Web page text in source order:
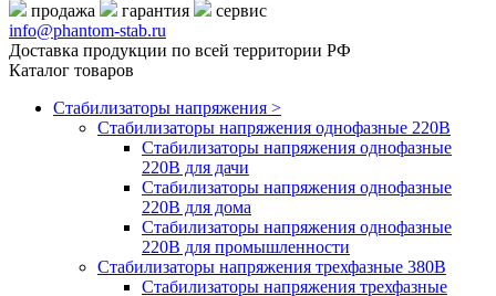
продажа
гарантия
сервис
info@phantom-stab.ru
Доставка продукции по всей территории РФ
Каталог товаров
Стабилизаторы напряжения >
Cтабилизаторы напряжения однофазные 220В
Стабилизаторы напряжения однофазные
220В для дачи
Стабилизаторы напряжения однофазные
220В для дома
Стабилизаторы напряжения однофазные
220В для промышленности
Стабилизаторы напряжения трехфазные 380В
Cтабилизаторы напряжения трехфазные